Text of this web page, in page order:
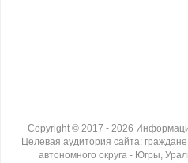
Copyright © 2017 - 2026
Целевая аудитория сайта:
автономного округа - Югры,